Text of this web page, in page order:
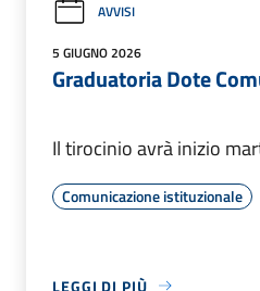
AVVISI
5 GIUGNO 2026
Graduatoria Dote
Il tirocinio avrà inizio
Comunicazione istituzionale
LEGGI DI PIÙ